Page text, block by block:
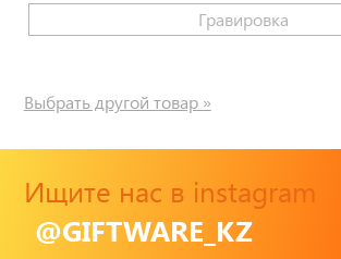
Гравировка
Выбрать другой товар »
Ищите нас в instagram
@GIFTWARE_KZ